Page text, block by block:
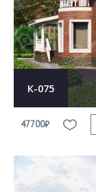
К-075
47700₽
Согласен на
This site is protected by